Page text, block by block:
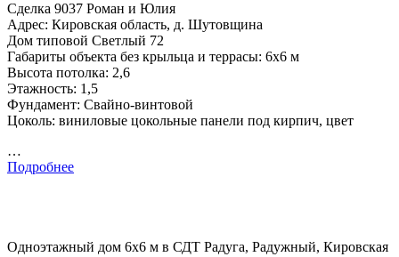
Сделка 9037 Роман и Юлия
Адрес: Кировская область, д. Шутовщина
Дом типовой Светлый 72
Габариты объекта без крыльца и террасы: 6х6 м
Высота потолка: 2,6
Этажность: 1,5
Фундамент: Свайно-винтовой
Цоколь: виниловые цокольные панели под кирпич, цвет
…
Подробнее
Одноэтажный дом 6х6 м в СДТ Радуга, Радужный, Кировская